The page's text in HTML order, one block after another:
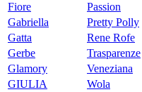
Fiore
Passion
Gabriella
Pretty Polly
Gatta
Rene Rofe
Gerbe
Trasparenze
Glamory
Veneziana
GIULIA
Wola